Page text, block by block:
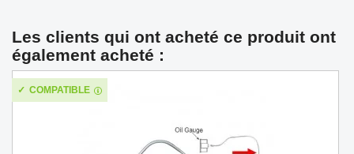
Les clients qui ont acheté ce produit ont
également acheté :
COMPATIBLE